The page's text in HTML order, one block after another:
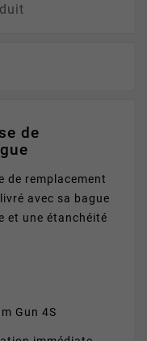
de
de remplacement
avec sa bague
et une étanchéité
Gun 4S